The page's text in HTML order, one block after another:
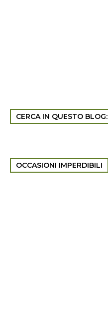
CERCA IN QUESTO BLOG:
OCCASIONI IMPERDIBILI